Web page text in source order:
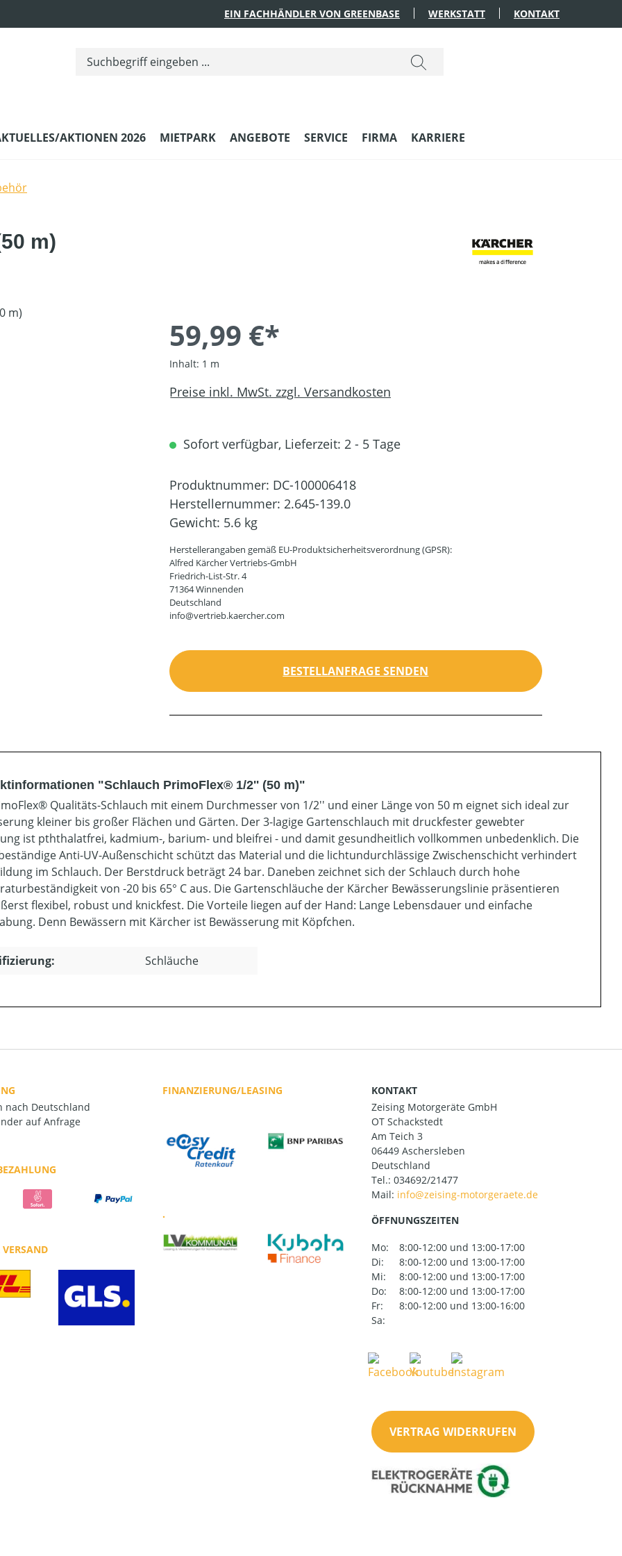
EIN FACHHÄNDLER VON GREENBASE WERKSTATT KONTAKT
AKTIONEN 2026 MIETPARK ANGEBOTE SERVICE FIRMA KARRIERE
m)
59,99 €*
Inhalt: 1 m
Preise inkl. MwSt. zzgl. Versandkosten
Sofort verfügbar, Lieferzeit: 2 - 5 Tage
Produktnummer: DC-100006418
Herstellernummer: 2.645-139.0
Gewicht: 5.6 kg
Herstellerangaben gemäß EU-Produktsicherheitsverordnung (GPSR):
Alfred Kärcher Vertriebs-GmbH
Friedrich-List-Str. 4
71364 Winnenden
Deutschland
info@vertrieb.kaercher.com
BESTELLANFRAGE SENDEN
"Schlauch PrimoFlex® 1/2'' (50 m)"
Qualitäts-Schlauch mit einem Durchmesser von 1/2'' und einer Länge von 50 m eignet sich ideal zur
kleiner bis großer Flächen und Gärten. Der 3-lagige Gartenschlauch mit druckfester gewebter
ist pththalatfrei, kadmium-, barium- und bleifrei - und damit gesundheitlich vollkommen unbedenklich. Die
Anti-UV-Außenschicht schützt das Material und die lichtundurchlässige Zwischenschicht verhindert
im Schlauch. Der Berstdruck beträgt 24 bar. Daneben zeichnet sich der Schlauch durch hohe
von -20 bis 65° C aus. Die Gartenschläuche der Kärcher Bewässerungslinie präsentieren
flexibel, robust und knickfest. Die Vorteile liegen auf der Hand: Lange Lebensdauer und einfache
Denn Bewässern mit Kärcher ist Bewässerung mit Köpfchen.
Schläuche
nach Deutschland
auf Anfrage
VERSAND
FINANZIERUNG/LEASING
.
KONTAKT
Zeising Motorgeräte GmbH
OT Schackstedt
Am Teich 3
06449 Aschersleben
Deutschland
Tel.: 034692/21477
Mail:
ÖFFNUNGSZEITEN
Mo:
8:00-12:00 und 13:00-17:00
Di:
8:00-12:00 und 13:00-17:00
Mi:
8:00-12:00 und 13:00-17:00
Do:
8:00-12:00 und 13:00-17:00
Fr:
8:00-12:00 und 13:00-16:00
Sa:
VERTRAG WIDERRUFEN